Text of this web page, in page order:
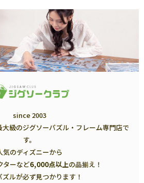
since 2003
級のジグソーパズル・フレーム専門店で
す。
気のディズニーから
ターなど6,000点以上の品揃え！
ズルが必ず見つかります！